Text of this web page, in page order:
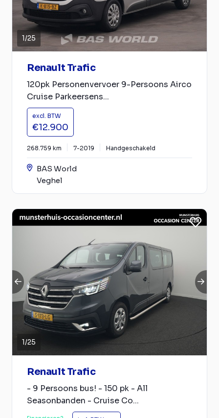
1/25
Renault Trafic
120pk Personenvervoer 9-Persoons Airco
Cruise Parkeersens...
excl. BTW
€12.900
268.759 km 7-2019 Handgeschakeld
BAS World
Veghel
1/25
Renault Trafic
- 9 Persoons bus! - 150 pk - All
Seasonbanden - Cruise Co...